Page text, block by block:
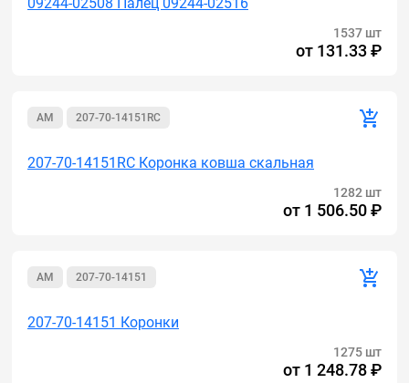
1537 шт
от 131.33 ₽
AM 207-70-14151RC
207-70-14151RC Коронка ковша скальная
1282 шт
от 1 506.50 ₽
AM 207-70-14151
207-70-14151 Коронки
1275 шт
от 1 248.78 ₽